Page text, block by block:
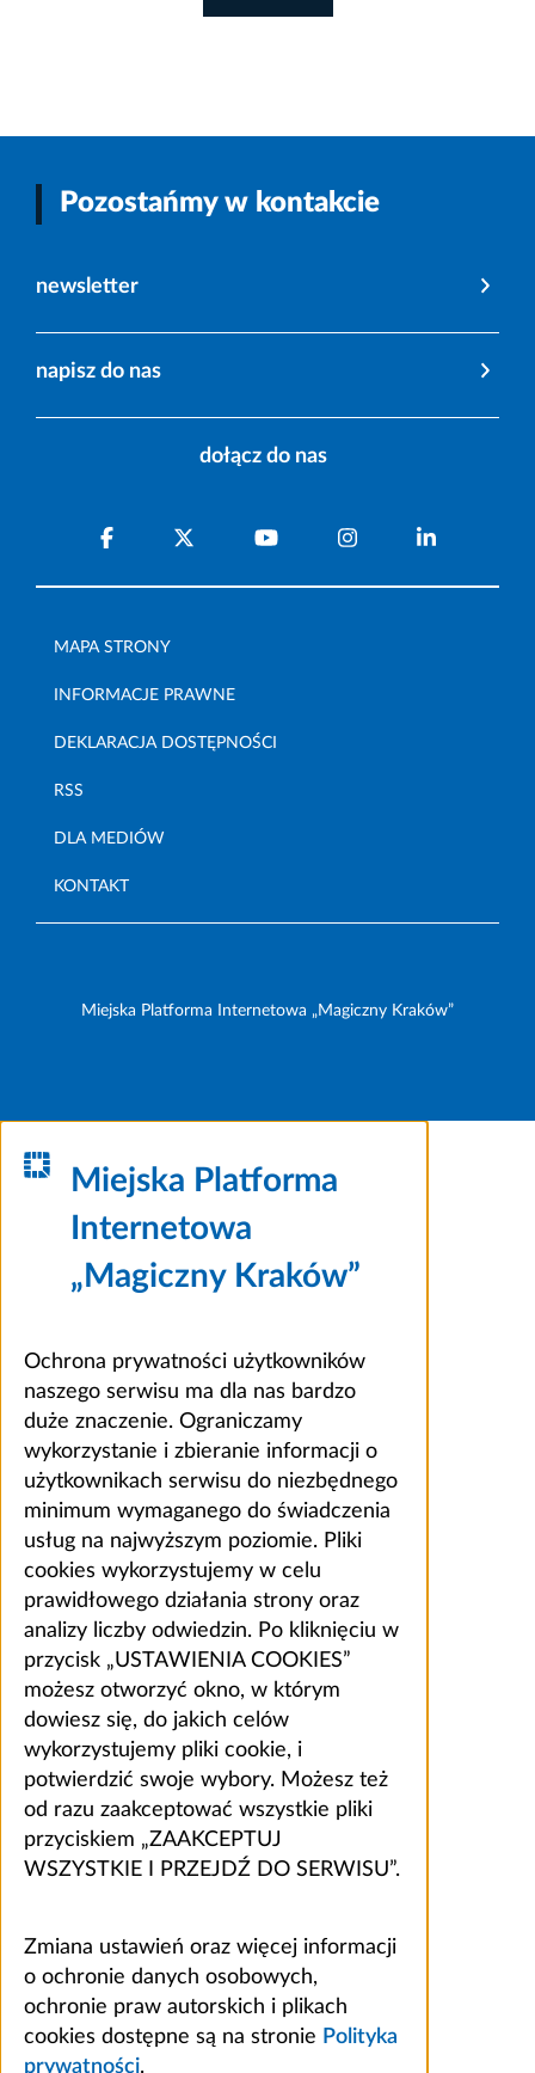
Pozostańmy w kontakcie
newsletter
napisz do nas
dołącz do nas
MAPA STRONY
INFORMACJE PRAWNE
DEKLARACJA DOSTĘPNOŚCI
RSS
DLA MEDIÓW
KONTAKT
Miejska Platforma Internetowa „Magiczny Kraków”
Miejska Platforma
Internetowa
„Magiczny Kraków”
Ochrona prywatności użytkowników
naszego serwisu ma dla nas bardzo
duże znaczenie. Ograniczamy
wykorzystanie i zbieranie informacji o
użytkownikach serwisu do niezbędnego
minimum wymaganego do świadczenia
usług na najwyższym poziomie. Pliki
cookies wykorzystujemy w celu
prawidłowego działania strony oraz
analizy liczby odwiedzin. Po kliknięciu w
przycisk „USTAWIENIA COOKIES”
możesz otworzyć okno, w którym
dowiesz się, do jakich celów
wykorzystujemy pliki cookie, i
potwierdzić swoje wybory. Możesz też
od razu zaakceptować wszystkie pliki
przyciskiem „ZAAKCEPTUJ
WSZYSTKIE I PRZEJDŹ DO SERWISU”.
Zmiana ustawień oraz więcej informacji
o ochronie danych osobowych,
ochronie praw autorskich i plikach
cookies dostępne są na stronie Polityka
prywatności.